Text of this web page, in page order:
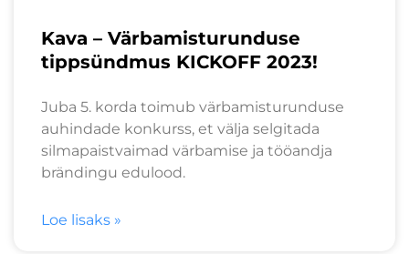
Kava – Värbamisturunduse
tippsündmus KICKOFF 2023!
Juba 5. korda toimub värbamisturunduse
auhindade konkurss, et välja selgitada
silmapaistvaimad värbamise ja tööandja
brändingu edulood.
Loe lisaks »